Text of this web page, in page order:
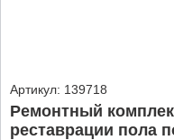
Артикул: 139718
Ремонтный
реставрации пола